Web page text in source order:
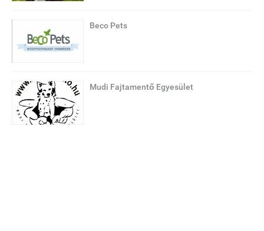
Beco Pets
Mudi Fajtamentő Egyesület